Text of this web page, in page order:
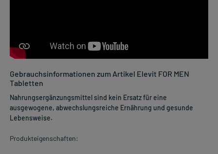
Gebrauchsinformationen zum Artikel Elevit FOR MEN
Tabletten
Nahrungsergänzungsmittel sind kein Ersatz für eine
ausgewogene, abwechslungsreiche Ernährung und gesunde
Lebensweise.
Produkteigenschaften: